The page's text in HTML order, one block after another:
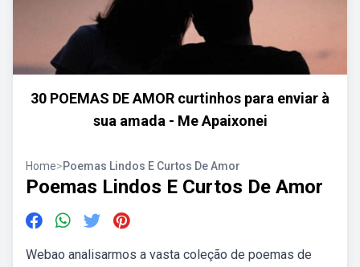
30 POEMAS DE AMOR curtinhos para enviar à
sua amada - Me Apaixonei
Home>Poemas Lindos E Curtos De Amor
Poemas Lindos E Curtos De Amor
Webao analisarmos a vasta coleção de poemas de